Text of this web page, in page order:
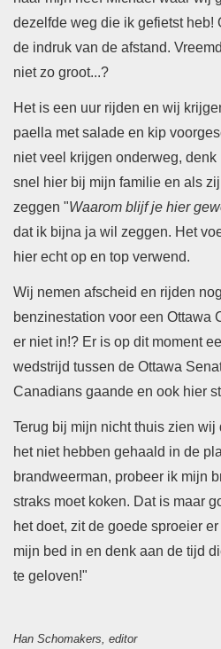
dezelfde weg die ik gefietst heb!
de indruk van de afstand.
niet zo groot...?
Het is een uur rijden en wij
paella met salade en kip
niet veel krijgen onderweg, denk
snel hier bij mijn familie en als
zeggen "Waarom blijf je hier
dat ik bijna ja wil zeggen. Het
hier echt op en top verwend.
Wij nemen afscheid en rijden
benzinestation voor een Ottawa
er niet in!? Er is op dit moment
wedstrijd tussen de Ottawa
Canadians gaande en ook hier
Terug bij mijn nicht thuis zien wij
het niet hebben gehaald in de
brandweerman, probeer ik mijn
straks moet koken. Dat is maar
het doet, zit de goede sproeier
mijn bed in en denk aan de tijd
te geloven!"
Han Schomakers, editor